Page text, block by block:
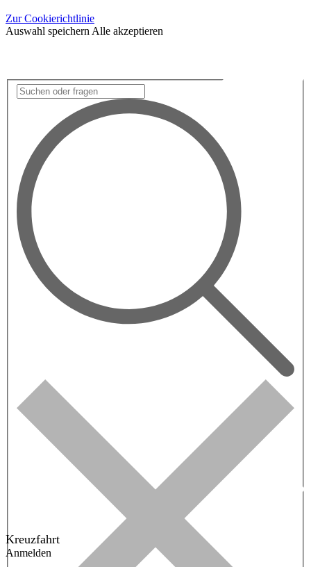
Zur Cookierichtlinie
Auswahl speichern Alle akzeptieren
Kreuzfahrt
Anmelden